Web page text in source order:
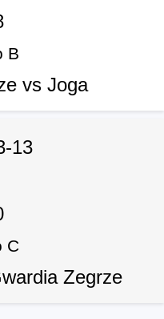
B
vs Joga
13
C
Zegrze